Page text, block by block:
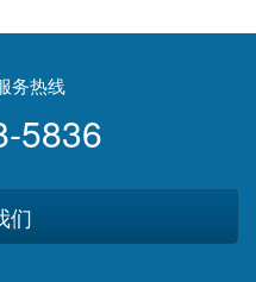
斯闖決賽
务热线
5836
们